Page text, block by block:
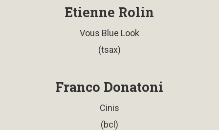
Etienne Rolin
Vous Blue Look
(tsax)
Franco Donatoni
Cinis
(bcl)